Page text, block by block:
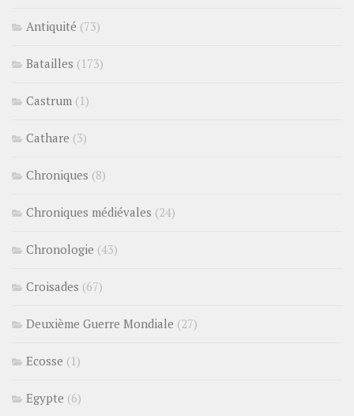
Antiquité (73)
Batailles (173)
Castrum (1)
Cathare (3)
Chroniques (8)
Chroniques médiévales (24)
Chronologie (43)
Croisades (67)
Deuxième Guerre Mondiale (27)
Ecosse (1)
Egypte (6)